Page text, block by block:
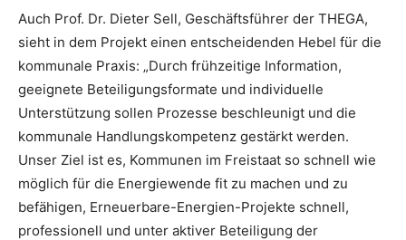
Auch Prof. Dr. Dieter Sell, Geschäftsführer der THEGA,
sieht in dem Projekt einen entscheidenden Hebel für die
kommunale Praxis: „Durch frühzeitige Information,
geeignete Beteiligungsformate und individuelle
Unterstützung sollen Prozesse beschleunigt und die
kommunale Handlungskompetenz gestärkt werden.
Unser Ziel ist es, Kommunen im Freistaat so schnell wie
möglich für die Energiewende fit zu machen und zu
befähigen, Erneuerbare-Energien-Projekte schnell,
professionell und unter aktiver Beteiligung der